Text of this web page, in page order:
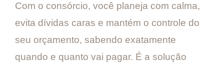
Com o consórcio, você planeja com calma,
evita dívidas caras e mantém o controle do
seu orçamento, sabendo exatamente
quando e quanto vai pagar. É a solução